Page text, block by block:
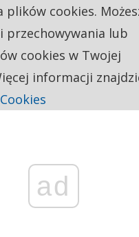
ad
plików cookies.
przechowywania lub
cookies w Twojej
informacji